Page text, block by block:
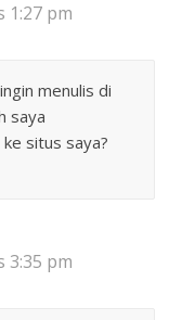
1:27 pm
menulis di
saya
situs saya?
3:35 pm